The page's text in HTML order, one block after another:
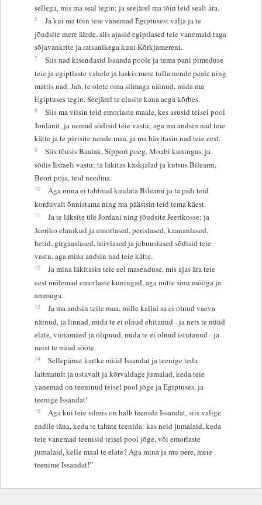
sellega, mis ma seal tegin; ja seejärel ma tõin teid sealt ära.
6
Ja kui ma tõin teie vanemad Egiptusest välja ja te
jõudsite mere äärde, siis ajasid egiptlased teie vanemaid taga
sõjavankrite ja ratsanikega kuni Kõrkjamereni.
7
Siis nad kisendasid Issanda poole ja tema pani pimeduse
teie ja egiptlaste vahele ja laskis mere tulla nende peale ning
mattis nad. Jah, te olete oma silmaga näinud, mida ma
Egiptuses tegin. Seejärel te elasite kaua aega kõrbes.
8
Siis ma viisin teid emorlaste maale, kes asusid teisel pool
Jordanit, ja nemad sõdisid teie vastu; aga ma andsin nad teie
kätte ja te pärisite nende maa, ja ma hävitasin nad teie eest.
9
Siis tõusis Baalak, Sippori poeg, Moabi kuningas, ja
sõdis Iisraeli vastu; ta läkitas käskjalad ja kutsus Bileami,
Beori poja, teid needma.
10
Aga mina ei tahtnud kuulata Bileami ja ta pidi teid
korduvalt õnnistama ning ma päästsin teid tema käest.
11
Ja te läksite üle Jordani ning jõudsite Jeerikosse; ja
Jeeriko elanikud ja emorlased, perislased, kaananlased,
hetid, girgaaslased, hiivlased ja jebuuslased sõdisid teie
vastu, aga mina andsin nad teie kätte.
12
Ja mina läkitasin teie eel masenduse, mis ajas ära teie
eest mõlemad emorlaste kuningad, aga mitte sinu mõõga ja
ammuga.
13
Ja ma andsin teile maa, mille kallal sa ei olnud vaeva
näinud, ja linnad, mida te ei olnud ehitanud - ja neis te nüüd
elate, viinamäed ja õlipuud, mida te ei olnud istutanud - ja
neist te nüüd sööte.
14
Sellepärast kartke nüüd Issandat ja teenige teda
laitmatult ja ustavalt ja kõrvaldage jumalad, keda teie
vanemad on teeninud teisel pool jõge ja Egiptuses, ja
teenige Issandat!
15
Aga kui teie silmis on halb teenida Issandat, siis valige
endile täna, keda te tahate teenida: kas neid jumalaid, keda
teie vanemad teenisid teisel pool jõge, või emorlaste
jumalaid, kelle maal te elate? Aga mina ja mu pere, meie
teenime Issandat!”